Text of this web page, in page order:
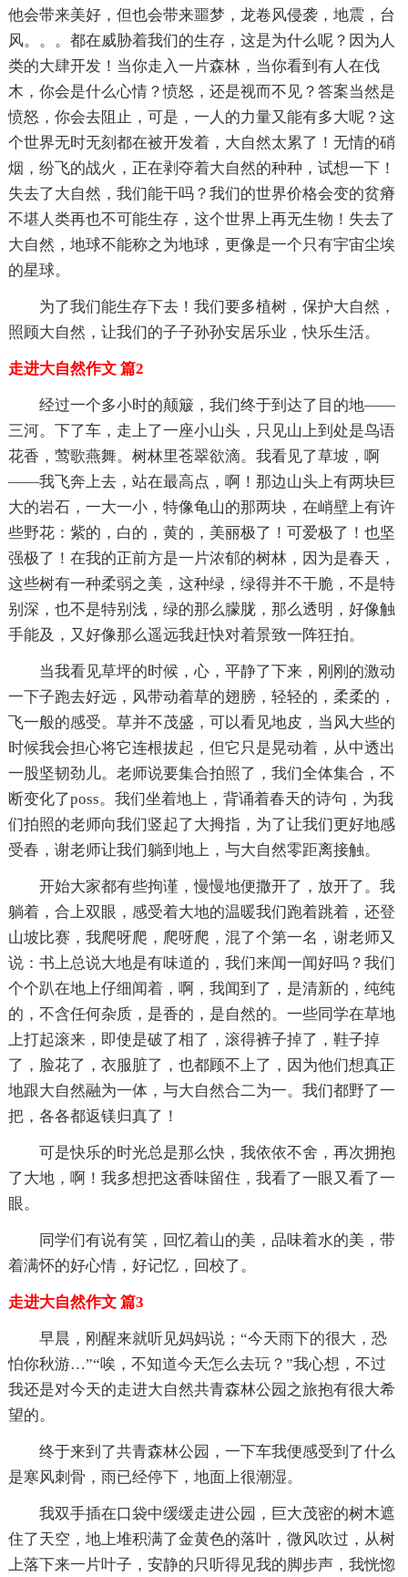
他会带来美好，但也会带来噩梦，龙卷风侵袭，地震，台
风。。。都在威胁着我们的生存，这是为什么呢？因为人
类的大肆开发！当你走入一片森林，当你看到有人在伐
木，你会是什么心情？愤怒，还是视而不见？答案当然是
愤怒，你会去阻止，可是，一人的力量又能有多大呢？这
个世界无时无刻都在被开发着，大自然太累了！无情的硝
烟，纷飞的战火，正在剥夺着大自然的种种，试想一下！
失去了大自然，我们能干吗？我们的世界价格会变的贫瘠
不堪人类再也不可能生存，这个世界上再无生物！失去了
大自然，地球不能称之为地球，更像是一个只有宇宙尘埃
的星球。
为了我们能生存下去！我们要多植树，保护大自然，
照顾大自然，让我们的子子孙孙安居乐业，快乐生活。
走进大自然作文 篇2
经过一个多小时的颠簸，我们终于到达了目的地——
三河。下了车，走上了一座小山头，只见山上到处是鸟语
花香，莺歌燕舞。树林里苍翠欲滴。我看见了草坡，啊
——我飞奔上去，站在最高点，啊！那边山头上有两块巨
大的岩石，一大一小，特像龟山的那两块，在峭壁上有许
些野花：紫的，白的，黄的，美丽极了！可爱极了！也坚
强极了！在我的正前方是一片浓郁的树林，因为是春天，
这些树有一种柔弱之美，这种绿，绿得并不干脆，不是特
别深，也不是特别浅，绿的那么朦胧，那么透明，好像触
手能及，又好像那么遥远我赶快对着景致一阵狂拍。
当我看见草坪的时候，心，平静了下来，刚刚的激动
一下子跑去好远，风带动着草的翅膀，轻轻的，柔柔的，
飞一般的感受。草并不茂盛，可以看见地皮，当风大些的
时候我会担心将它连根拔起，但它只是晃动着，从中透出
一股坚韧劲儿。老师说要集合拍照了，我们全体集合，不
断变化了poss。我们坐着地上，背诵着春天的诗句，为我
们拍照的老师向我们竖起了大拇指，为了让我们更好地感
受春，谢老师让我们躺到地上，与大自然零距离接触。
开始大家都有些拘谨，慢慢地便撒开了，放开了。我
躺着，合上双眼，感受着大地的温暖我们跑着跳着，还登
山坡比赛，我爬呀爬，爬呀爬，混了个第一名，谢老师又
说：书上总说大地是有味道的，我们来闻一闻好吗？我们
个个趴在地上仔细闻着，啊，我闻到了，是清新的，纯纯
的，不含任何杂质，是香的，是自然的。一些同学在草地
上打起滚来，即使是破了相了，滚得裤子掉了，鞋子掉
了，脸花了，衣服脏了，也都顾不上了，因为他们想真正
地跟大自然融为一体，与大自然合二为一。我们都野了一
把，各各都返镁归真了！
可是快乐的时光总是那么快，我依依不舍，再次拥抱
了大地，啊！我多想把这香味留住，我看了一眼又看了一
眼。
同学们有说有笑，回忆着山的美，品味着水的美，带
着满怀的好心情，好记忆，回校了。
走进大自然作文 篇3
早晨，刚醒来就听见妈妈说；“今天雨下的很大，恐
怕你秋游…”“唉，不知道今天怎么去玩？”我心想，不过
我还是对今天的走进大自然共青森林公园之旅抱有很大希
望的。
终于来到了共青森林公园，一下车我便感受到了什么
是寒风刺骨，雨已经停下，地面上很潮湿。
我双手插在口袋中缓缓走进公园，巨大茂密的树木遮
住了天空，地上堆积满了金黄色的落叶，微风吹过，从树
上落下来一片叶子，安静的只听得见我的脚步声，我恍惚